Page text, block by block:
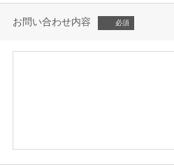
お問い合わせ内容